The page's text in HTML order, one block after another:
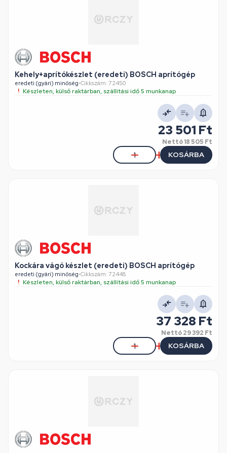
Kehely+aprítókészlet (eredeti) BOSCH aprítógép
eredeti (gyári) minőség•Cikkszám: 72450
Készleten, külső raktárban, szállítási idő 5 munkanap
23 501 Ft
Nettó18 505 Ft
KOSÁRBA
Kockára vágó készlet (eredeti) BOSCH aprítógép
eredeti (gyári) minőség•Cikkszám: 72448
Készleten, külső raktárban, szállítási idő 5 munkanap
37 328 Ft
Nettó29 392 Ft
KOSÁRBA